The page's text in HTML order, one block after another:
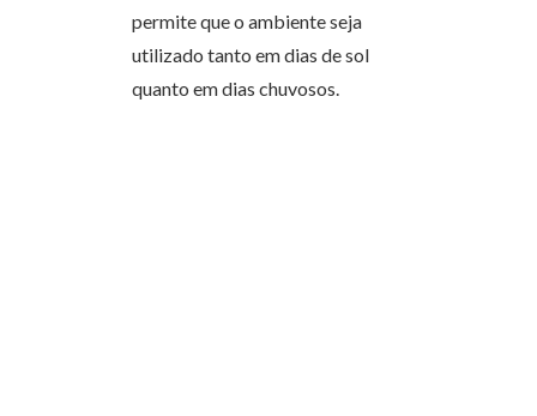
permite que o ambiente seja
utilizado tanto em dias de sol
quanto em dias chuvosos.